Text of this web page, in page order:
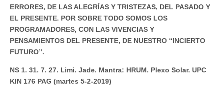
ERRORES, DE LAS ALEGRÍAS Y TRISTEZAS, DEL PASADO Y
EL PRESENTE. POR SOBRE TODO SOMOS LOS
PROGRAMADORES, CON LAS VIVENCIAS Y
PENSAMIENTOS DEL PRESENTE, DE NUESTRO “INCIERTO
FUTURO”.
NS 1. 31. 7. 27. Limi. Jade. Mantra: HRUM. Plexo Solar. UPC
KIN 176 PAG (martes 5-2-2019)